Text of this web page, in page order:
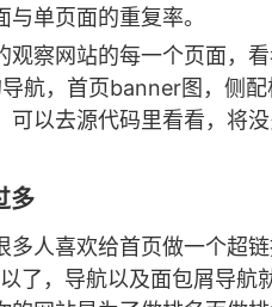
单页面的重复率。
观察网站的每一个页面，
航，首页banner图，侧
可以去源代码里看看，将
多
多人喜欢给首页做一个超
了，导航以及面包屑导航